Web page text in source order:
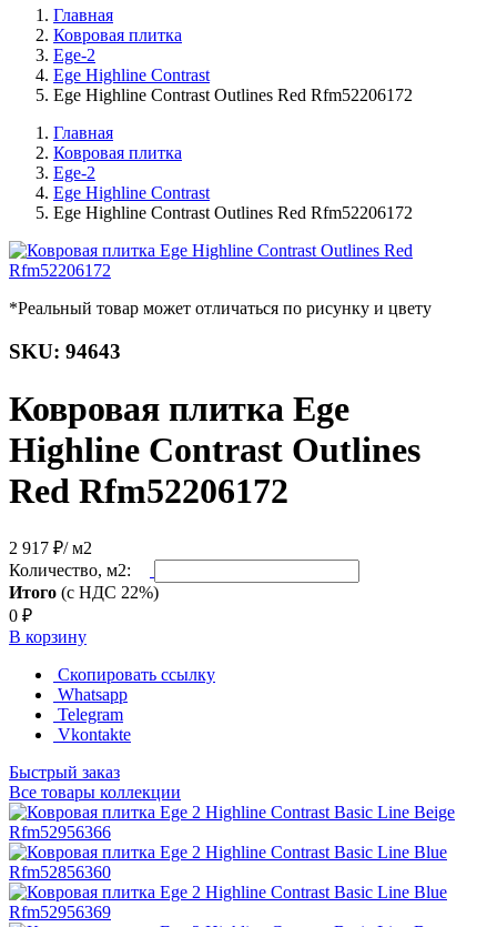
Главная
Ковровая плитка
Ege-2
Ege Highline Contrast
Ege Highline Contrast Outlines Red Rfm52206172
Главная
Ковровая плитка
Ege-2
Ege Highline Contrast
Ege Highline Contrast Outlines Red Rfm52206172
*Реальный товар может отличаться по рисунку и цвету
SKU: 94643
Ковровая плитка Ege
Highline Contrast Outlines
Red Rfm52206172
2 917 ₽/ м2
Количество, м2:
Итого (с НДС 22%)
0 ₽
В корзину
Скопировать ссылку
Whatsapp
Telegram
Vkontakte
Быстрый заказ
Все товары коллекции